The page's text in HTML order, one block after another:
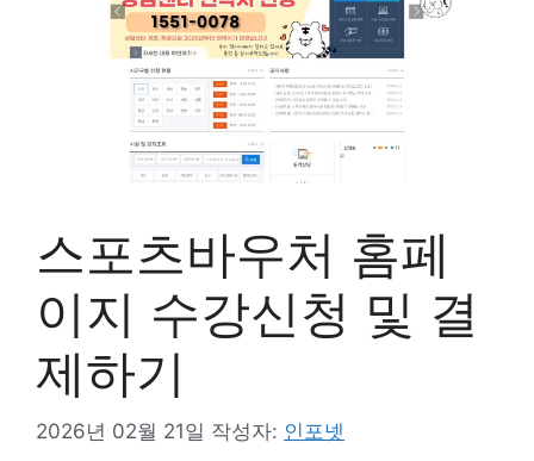
스포츠바우처 홈페
이지 수강신청 및 결
제하기
2026년 02월 21일 작성자: 인포넷